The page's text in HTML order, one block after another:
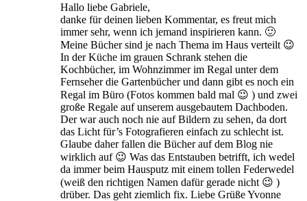
Hallo liebe Gabriele,
danke für deinen lieben Kommentar, es freut mich
immer sehr, wenn ich jemand inspirieren kann. 🙂
Meine Bücher sind je nach Thema im Haus verteilt 😉
In der Küche im grauen Schrank stehen die
Kochbücher, im Wohnzimmer im Regal unter dem
Fernseher die Gartenbücher und dann gibt es noch ein
Regal im Büro (Fotos kommen bald mal 😉 ) und zwei
große Regale auf unserem ausgebautem Dachboden.
Der war auch noch nie auf Bildern zu sehen, da dort
das Licht für’s Fotografieren einfach zu schlecht ist.
Glaube daher fallen die Bücher auf dem Blog nie
wirklich auf 😉 Was das Entstauben betrifft, ich wedel
da immer beim Hausputz mit einem tollen Federwedel
(weiß den richtigen Namen dafür gerade nicht 😉 )
drüber. Das geht ziemlich fix. Liebe Grüße Yvonne